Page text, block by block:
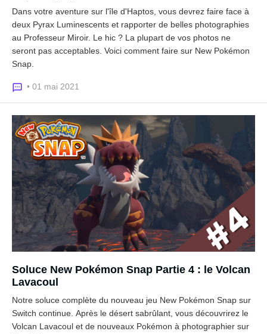
Dans votre aventure sur l'île d'Haptos, vous devrez faire face à
deux Pyrax Luminescents et rapporter de belles photographies
au Professeur Miroir. Le hic ? La plupart de vos photos ne
seront pas acceptables. Voici comment faire sur New Pokémon
Snap.
• 01 mai 2021
Soluce New Pokémon Snap Partie 4 : le Volcan
Lavacoul
Notre soluce complète du nouveau jeu New Pokémon Snap sur
Switch continue. Après le désert sabrûlant, vous découvrirez le
Volcan Lavacoul et de nouveaux Pokémon à photographier sur